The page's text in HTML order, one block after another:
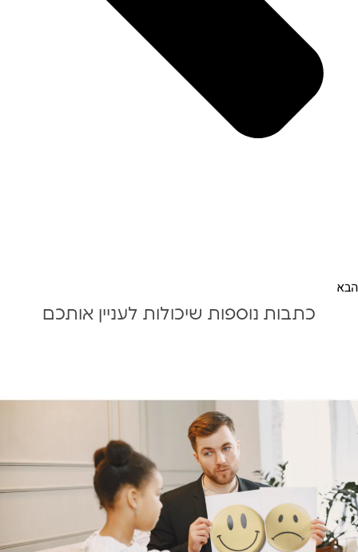
הבא
כתבות נוספות שיכולות לעניין אותכם